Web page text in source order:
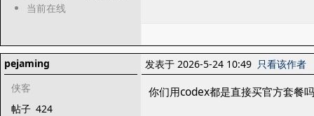
当前在线
pejaming
侠客
帖子 424
发表于 2026-5-24 10:49 只看该作者
你们用codex都是直接买官方套餐